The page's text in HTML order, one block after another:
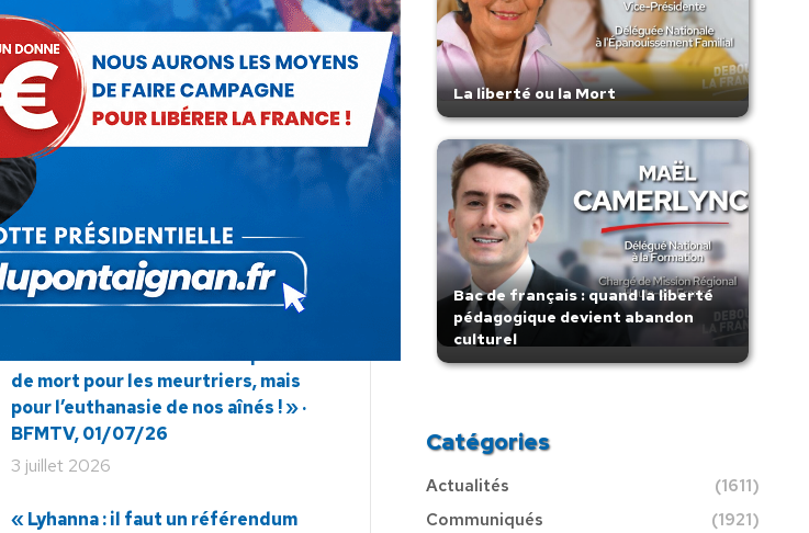
SUIVANT
5 – immigration : « Il
au bon sens, comme
Theresa May et Trump »
de mort pour les meurtriers, mais
pour l’euthanasie de nos aînés ! » ·
BFMTV, 01/07/26
3 juillet 2026
« Lyhanna : il faut un référendum
La liberté ou la Mort
Bac de français : quand la liberté
pédagogique devient abandon
culturel
Catégories
Actualités
(1611)
Communiqués
(1921)